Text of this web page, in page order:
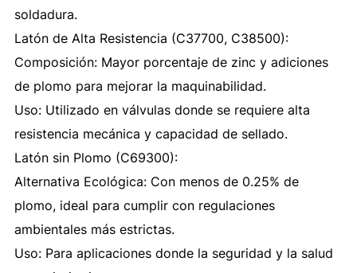
soldadura.
Latón de Alta Resistencia (C37700, C38500):
Composición: Mayor porcentaje de zinc y adiciones
de plomo para mejorar la maquinabilidad.
Uso: Utilizado en válvulas donde se requiere alta
resistencia mecánica y capacidad de sellado.
Latón sin Plomo (C69300):
Alternativa Ecológica: Con menos de 0.25% de
plomo, ideal para cumplir con regulaciones
ambientales más estrictas.
Uso: Para aplicaciones donde la seguridad y la salud